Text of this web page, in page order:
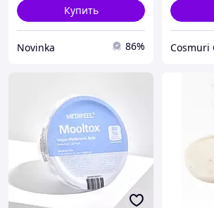
Купить
Novinka 86%